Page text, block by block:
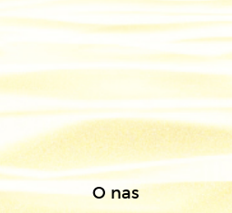
O nas